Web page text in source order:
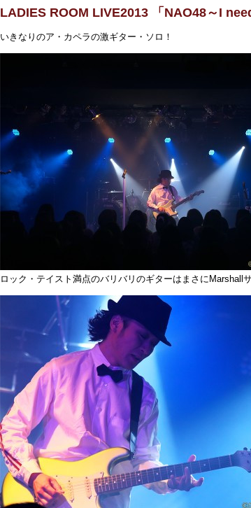
LADIES ROOM LIVE2013 「NAO48～I
いきなりのア・カペラの激ギター・ソロ！
ロック・テイスト満点のバリバリのギターはまさにMarshall